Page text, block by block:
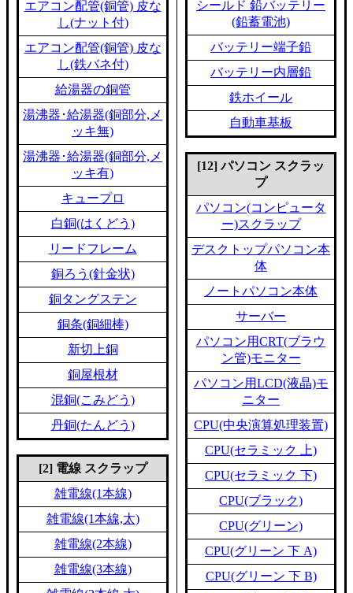
エアコン配管(銅管) 皮な
し(ナット付)
エアコン配管(銅管) 皮な
し(鉄バネ付)
給湯器の銅管
湯沸器･給湯器(銅部分,メ
ッキ無)
湯沸器･給湯器(銅部分,メ
ッキ有)
キュープロ
白銅(はくどう)
リードフレーム
銅ろう(針金状)
銅タングステン
銅条(銅細棒)
新切上銅
銅屋根材
混銅(こみどう)
丹銅(たんどう)
[2] 電線 スクラップ
雑電線(1本線)
雑電線(1本線,太)
雑電線(2本線)
雑電線(3本線)
シールド 鉛バッテリー
(鉛蓄電池)
バッテリー端子鉛
バッテリー内層鉛
鉄ホイール
自動車基板
[12] パソコン スクラッ
プ
パソコン(コンピュータ
ー)スクラップ
デスクトップパソコン本
体
ノートパソコン本体
サーバー
パソコン用CRT(ブラウ
ン管)モニター
パソコン用LCD(液晶)モ
ニター
CPU(中央演算処理装置)
CPU(セラミック 上)
CPU(セラミック 下)
CPU(ブラック)
CPU(グリーン)
CPU(グリーン 下 A)
CPU(グリーン 下 B)